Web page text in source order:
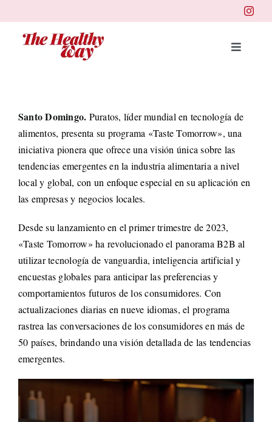
to
content
Toggle
Salud
Santo Domingo. Puratos, líder mundial en tecnología de
alimentos, presenta su programa «Taste Tomorrow», una
iniciativa pionera que ofrece una visión única sobre las
tendencias emergentes en la industria alimentaria a nivel
local y global, con un enfoque especial en su aplicación en
las empresas y negocios locales.
Desde su lanzamiento en el primer trimestre de 2023,
«Taste Tomorrow» ha revolucionado el panorama B2B al
utilizar tecnología de vanguardia, inteligencia artificial y
encuestas globales para anticipar las preferencias y
comportamientos futuros de los consumidores. Con
actualizaciones diarias en nueve idiomas, el programa
rastrea las conversaciones de los consumidores en más de
50 países, brindando una visión detallada de las tendencias
emergentes.